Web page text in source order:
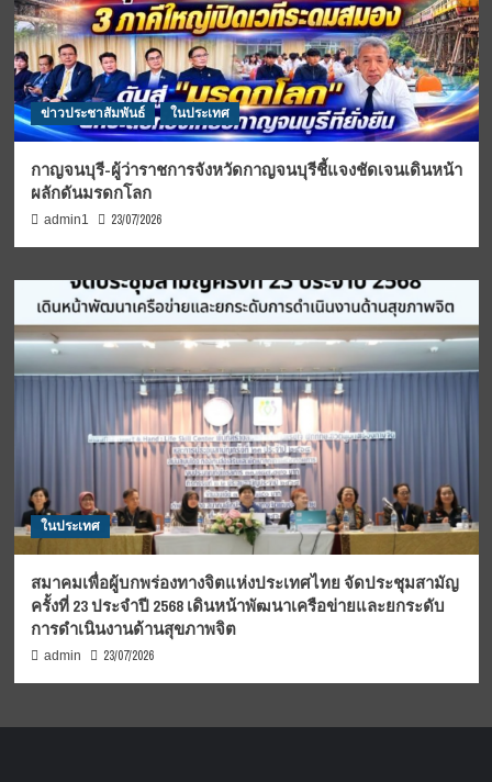
ข่าวประชาสัมพันธ์ ในประเทศ
กาญจนบุรี-ผู้ว่าราชการจังหวัดกาญจนบุรีชี้แจงชัดเจนเดินหน้า
ผลักดันมรดกโลก
admin1 23/07/2026
ในประเทศ
สมาคมเพื่อผู้บกพร่องทางจิตแห่งประเทศไทย จัดประชุมสามัญ
ครั้งที่ 23 ประจำปี 2568 เดินหน้าพัฒนาเครือข่ายและยกระดับ
การดำเนินงานด้านสุขภาพจิต
admin 23/07/2026